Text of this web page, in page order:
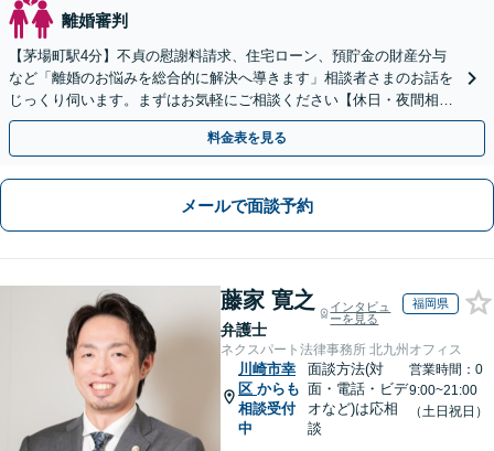
離婚審判
【茅場町駅4分】不貞の慰謝料請求、住宅ローン、預貯金の財産分与
など「離婚のお悩みを総合的に解決へ導きます」相談者さまのお話を
じっくり伺います。まずはお気軽にご相談ください【休日・夜間相談
可】
料金表を見る
メールで面談予約
藤家 寛之
弁護士
インタビュ
ーを見る
福岡県
ネクスパート法律事務所 北九州オフィス
川崎市幸
区 からも
相談受付
中
面談方法(対
面・電話・ビデ
オなど)は応相
談
営業時間：0
9:00~21:00
（土日祝日）